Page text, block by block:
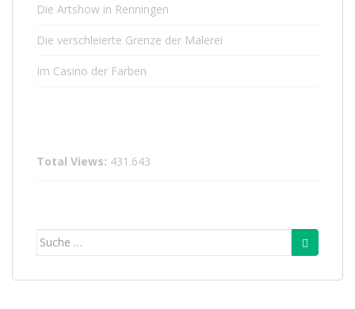
Die Artshow in Renningen
Die verschleierte Grenze der Malerei
Im Casino der Farben
Total Views: 431.643
Suche